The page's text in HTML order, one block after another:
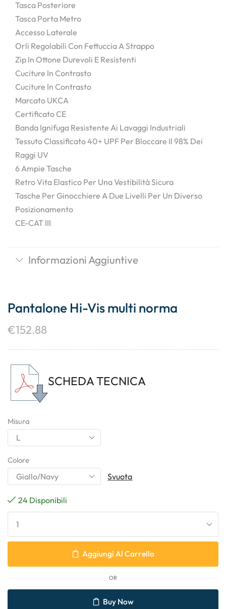
Tasca Posteriore
Tasca Porta Metro
Accesso Laterale
Orli Regolabili Con Fettuccia A Strappo
Zip In Ottone Durevoli E Resistenti
Cuciture In Contrasto
Cuciture In Contrasto
Marcato UKCA
Certificato CE
Banda Ignifuga Resistente Ai Lavaggi Industriali
Tessuto Classificato 40+ UPF Per Bloccare Il 98% Dei
Raggi UV
6 Ampie Tasche
Retro Vita Elastico Per Una Vestibilità Sicura
Tasche Per Ginocchiere A Due Livelli Per Un Diverso
Posizionamento
CE-CAT III
Informazioni Aggiuntive
Pantalone Hi-Vis multi norma
€152.88
SCHEDA TECNICA
Misura
Colore
Svuota
24 Disponibili
Aggiungi Al Carrello
OR
Buy Now